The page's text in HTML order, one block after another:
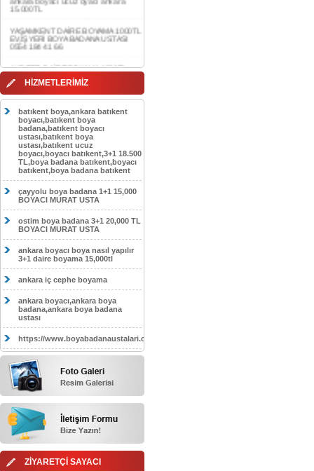
YAŞAMKENT DAİRE BOYAMA 1000TL
EV,İŞYERİ BOYA BADANA USTASI
AKDERE DAİRE BOYAMA 1000TL
EV,İŞYERİ BOYA BADANA USTASI
CEBECİ DAİRE BOYAMA 1000TL
0554 184 41 66
HASKÖY DAİRE BOYAMA 1000TL
EV,İŞYERİ BOYA BADANA USTASI
0554 184 41 66
GÖLBAŞI DAİRE BOYAMA 1000TL
EV,İŞYERİ BOYA BADANA USTASI
0554 184 41 66
SOKULLU DAİRE BOYAMA 1000TL
EV,İŞYERİ BOYA BADANA USTASI
0554 184 41 66
HİZMETLERİMİZ
batıkent boya,ankara batıkent
boyacı,batıkent boya
badana,batıkent boyacı
ustası,batıkent boya
ustası,batıkent ucuz
boyacı,boyacı batıkent,3+1 18.500
TL,boya badana batıkent,boyacı
batıkent,boya badana batıkent
çayyolu boya badana 1+1 15,000
BOYACI MURAT USTA
ostim boya badana 3+1 20,000 TL
BOYACI MURAT USTA
ankara boyacı boya nasıl yapılır
3+1 daire boyama 15,000tl
ankara iç cephe boyama
ankara boyacı,ankara boya
badana,ankara boya badana
ustası
https://www.boyabadanaustalari.com/
ZİYARETÇİ SAYACI